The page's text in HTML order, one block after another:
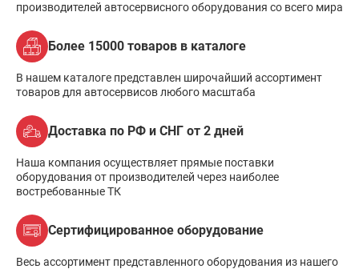
производителей автосервисного оборудования со всего мира
Более 15000 товаров в каталоге
В нашем каталоге представлен широчайший ассортимент
товаров для автосервисов любого масштаба
Доставка по РФ и СНГ от 2 дней
Наша компания осуществляет прямые поставки
оборудования от производителей через наиболее
востребованные ТК
Сертифицированное оборудование
Весь ассортимент представленного оборудования из нашего